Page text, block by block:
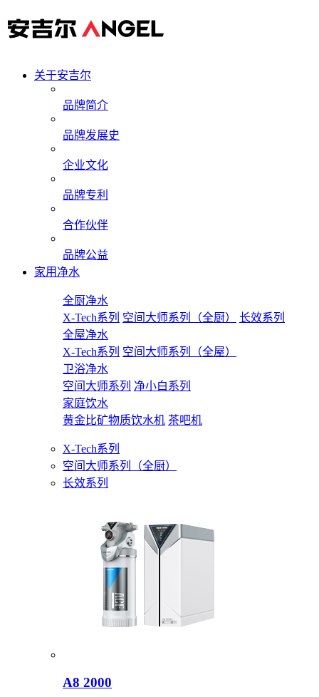
关于安吉尔
品牌简介
品牌发展史
企业文化
品牌专利
合作伙伴
品牌公益
家用净水
全厨净水
X-Tech系列 空间大师系列（全厨）
长效系列
全屋净水
X-Tech系列 空间大师系列（全屋）
卫浴净水
空间大师系列 净小白系列
家庭饮水
黄金比矿物质饮水机 茶吧机
X-Tech系列
空间大师系列（全厨）
长效系列
A8 2000